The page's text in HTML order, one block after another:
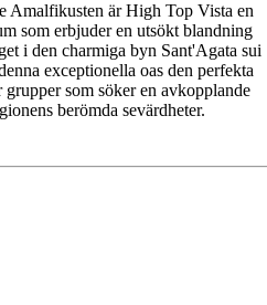
Amalfikusten är High Top Vista en
som erbjuder en utsökt blandning
i den charmiga byn Sant'Agata sui
exceptionella oas den perfekta
som söker en avkopplande
berömda sevärdheter.